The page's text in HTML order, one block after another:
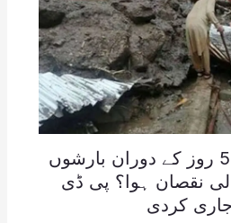
خیبرپختونخوا میں 5 روز کے دوران بارشوں
نقصان ہوا؟ پی ڈی
کردی